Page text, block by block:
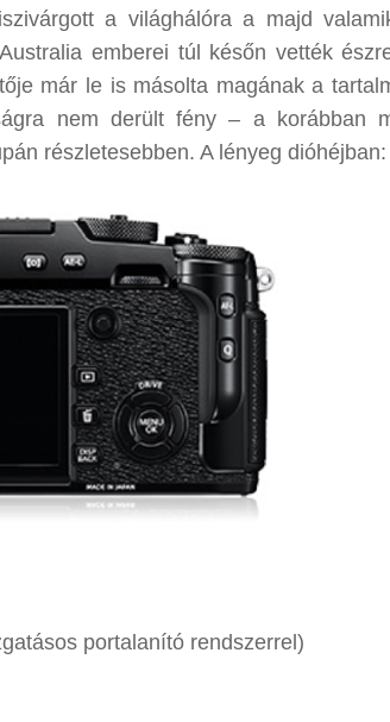
a világhálóra a majd
emberei túl későn vették
már le is másolta magának a
nem derült fény – a korábban
részletesebben. A lényeg dióhéjban:
portalanító rendszerrel)